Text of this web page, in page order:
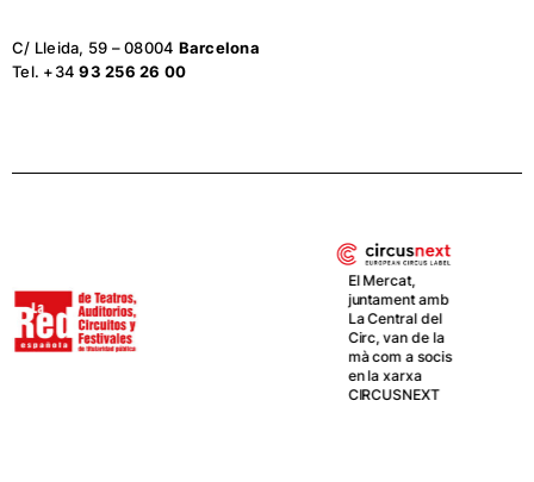
C/ Lleida, 59 – 08004 Barcelona
Tel. +3493 256 26 00
El Mercat,
juntament amb
La Central del
Circ, van de la
mà com a socis
en la xarxa
CIRCUSNEXT